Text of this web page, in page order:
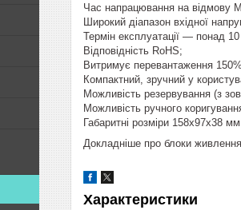
Час напрацювання на відмову
Широкий діапазон вхідної
Термін експлуатації — понад 10
Відповідність RoHS;
Витримує перевантаження
Компактний, зручний у
Можливість резервування (з
Можливість ручного
Габаритні розміри 158х97х38 мм.
Докладніше про блоки
Характеристики